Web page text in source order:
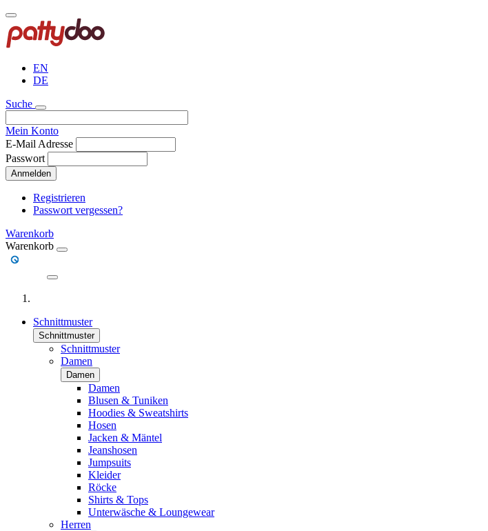
Direkt
zum
Inhalt
EN
DE
Suche
Mein Konto
E-Mail Adresse
Passwort
Anmelden
Registrieren
Passwort vergessen?
Warenkorb
Warenkorb
Schnittmuster
Schnittmuster
Schnittmuster
Damen
Damen
Damen
Blusen & Tuniken
Hoodies & Sweatshirts
Hosen
Jacken & Mäntel
Jeanshosen
Jumpsuits
Kleider
Röcke
Shirts & Tops
Unterwäsche & Loungewear
Herren